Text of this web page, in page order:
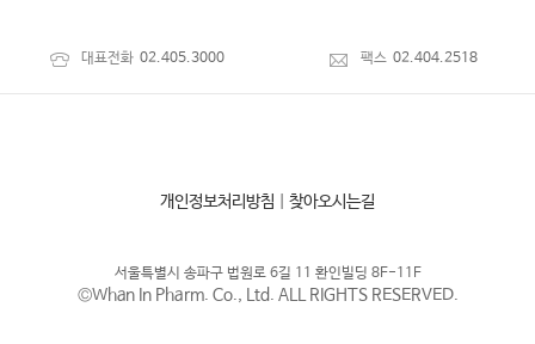
대표전화 02.405.3000 팩스 02.404.2518
개인정보처리방침 찾아오시는길
서울특별시 송파구 법원로 6길 11 환인빌딩 8F-11F
©Whan In Pharm. Co., Ltd. ALL RIGHTS RESERVED.